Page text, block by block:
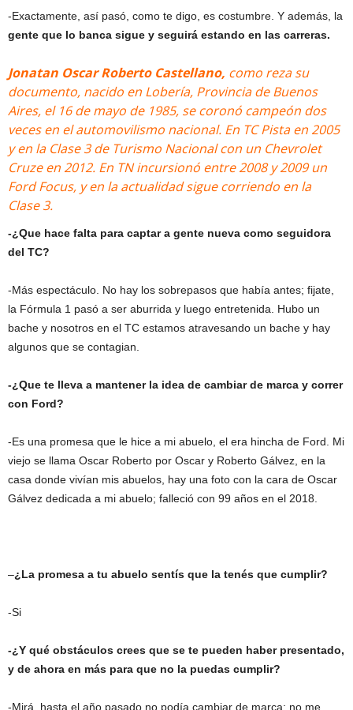
-Exactamente, así pasó, como te digo, es costumbre. Y además, la
gente que lo banca sigue y seguirá estando en las carreras.
Jonatan Oscar Roberto Castellano, como reza su
documento, nacido en Lobería, Provincia de Buenos
Aires, el 16 de mayo de 1985, se coronó campeón dos
veces en el automovilismo nacional. En TC Pista en 2005
y en la Clase 3 de Turismo Nacional con un Chevrolet
Cruze en 2012. En TN incursionó entre 2008 y 2009 un
Ford Focus, y en la actualidad sigue corriendo en la
Clase 3.
-¿Que hace falta para captar a gente nueva como seguidora
del TC?
-Más espectáculo. No hay los sobrepasos que había antes; fijate,
la Fórmula 1 pasó a ser aburrida y luego entretenida. Hubo un
bache y nosotros en el TC estamos atravesando un bache y hay
algunos que se contagian.
-¿Que te lleva a mantener la idea de cambiar de marca y correr
con Ford?
-Es una promesa que le hice a mi abuelo, el era hincha de Ford. Mi
viejo se llama Oscar Roberto por Oscar y Roberto Gálvez, en la
casa donde vivían mis abuelos, hay una foto con la cara de Oscar
Gálvez dedicada a mi abuelo; falleció con 99 años en el 2018.
–¿La promesa a tu abuelo sentís que la tenés que cumplir?
-Si
-¿Y qué obstáculos crees que se te pueden haber presentado,
y de ahora en más para que no la puedas cumplir?
-Mirá, hasta el año pasado no podía cambiar de marca; no me